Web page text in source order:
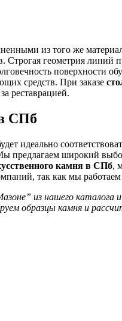
из того же
Строгая геометрия
поверхности
средств. При заказе
реставрацией.
СПб
идеально
предлагаем широкий
камня в СПб,
так как мы работаем
из нашего
образцы камня и